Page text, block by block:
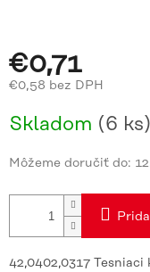
€0,71
€0,58 bez DPH
cena:
Skladom (6 ks)
Môžeme doručiť do:
42,0402,0317